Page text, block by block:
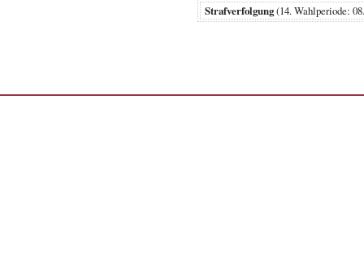
Strafverfolgung(14. Wahlperiode: